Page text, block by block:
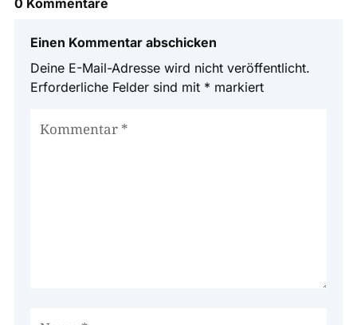
Einen Kommentar abschicken
Deine E-Mail-Adresse wird nicht veröffentlicht.
Erforderliche Felder sind mit * markiert